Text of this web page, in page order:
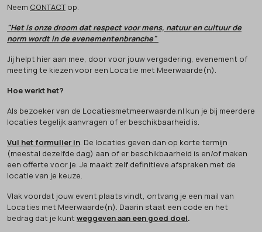
Neem CONTACTop.
"Het is onze droom dat respect voor mens, natuur en cultuur de
norm wordt in de evenementenbranche"
Jij helpt hier aan mee, door voor jouw vergadering, evenement of
meeting te kiezen voor een Locatie met Meerwaarde(n).
Hoe werkt het?
Als bezoeker van de Locatiesmetmeerwaarde.nl kun je bij meerdere
locaties tegelijk aanvragen of er beschikbaarheid is.
Vul het formulier in. De locaties geven dan op korte termijn
(meestal dezelfde dag) aan of er beschikbaarheid is en/of maken
een offerte voor je. Je maakt zelf definitieve afspraken met de
locatie van je keuze.
Vlak voordat jouw event plaats vindt, ontvang je een mail van
Locaties met Meerwaarde(n). Daarin staat een code en het
bedrag dat je kunt weggeven aan een goed doel.